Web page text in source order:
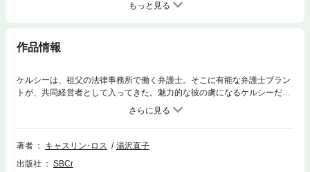
もっと見る
作品情報
ケルシーは、祖父の法律事務所で働く弁護士。そこに有能な弁護士ブラン
トが、共同経営者として入ってきた。魅力的な彼の虜になるケルシーだ
が、プレイボーイぶりを見て、彼への想いを封じる・・・。しかし祖父の
死後、開かれた遺言状には“ケルシーとブラントの結婚を条件に、会社をブ
ラントに任せる”とあり――!?
著者
キャスリン･ロス
湯沢直子
出版社
SBCr